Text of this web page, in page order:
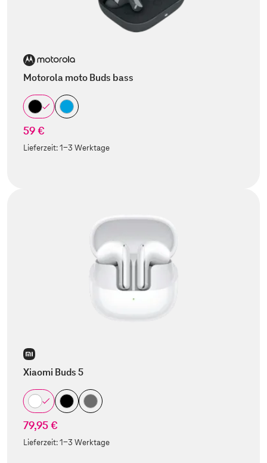
Motorola moto Buds bass
59 €
Lieferzeit:1-3 Werktage
Xiaomi Buds 5
79,95 €
Lieferzeit:1-3 Werktage